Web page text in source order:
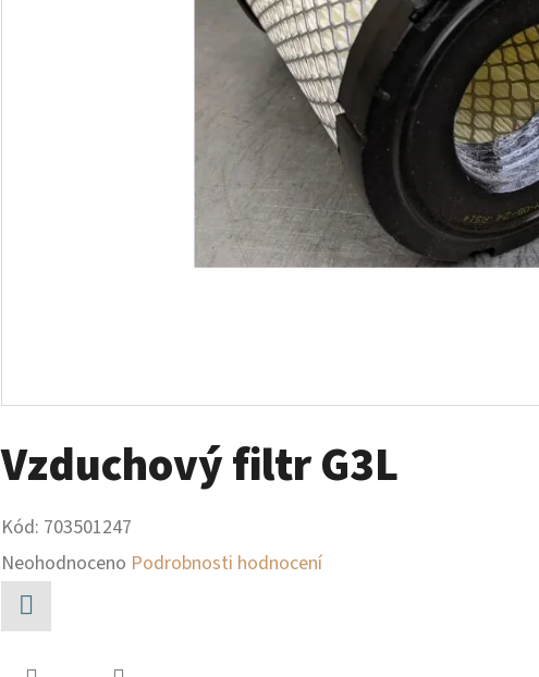
Vzduchový filtr G3L
Kód: 703501247
Průměrné
hodnocení
produktu
Neohodnoceno Podrobnosti hodnocení
PALIVOVÉ ČERPADLO S
AM
10 900 Kč